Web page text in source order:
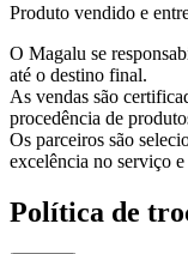
Produto vendido e
O Magalu se
até o destino final.
As vendas são
procedência de
Os parceiros são
excelência no serviço
Política de